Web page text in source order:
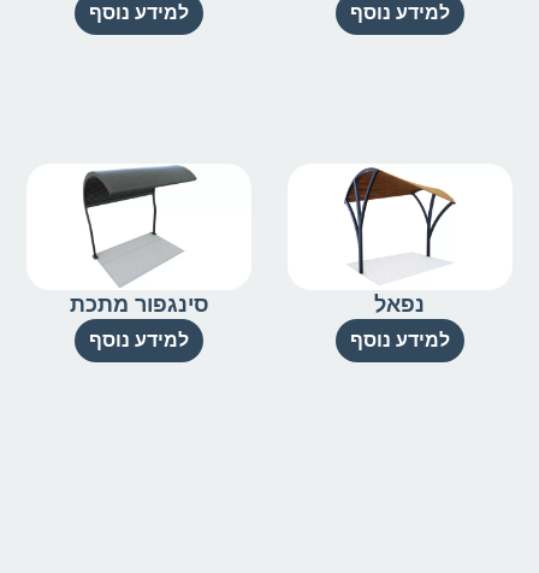
למידע נוסף למידע נוסף
נפאל
למידע נוסף
סינגפור מתכת
למידע נוסף